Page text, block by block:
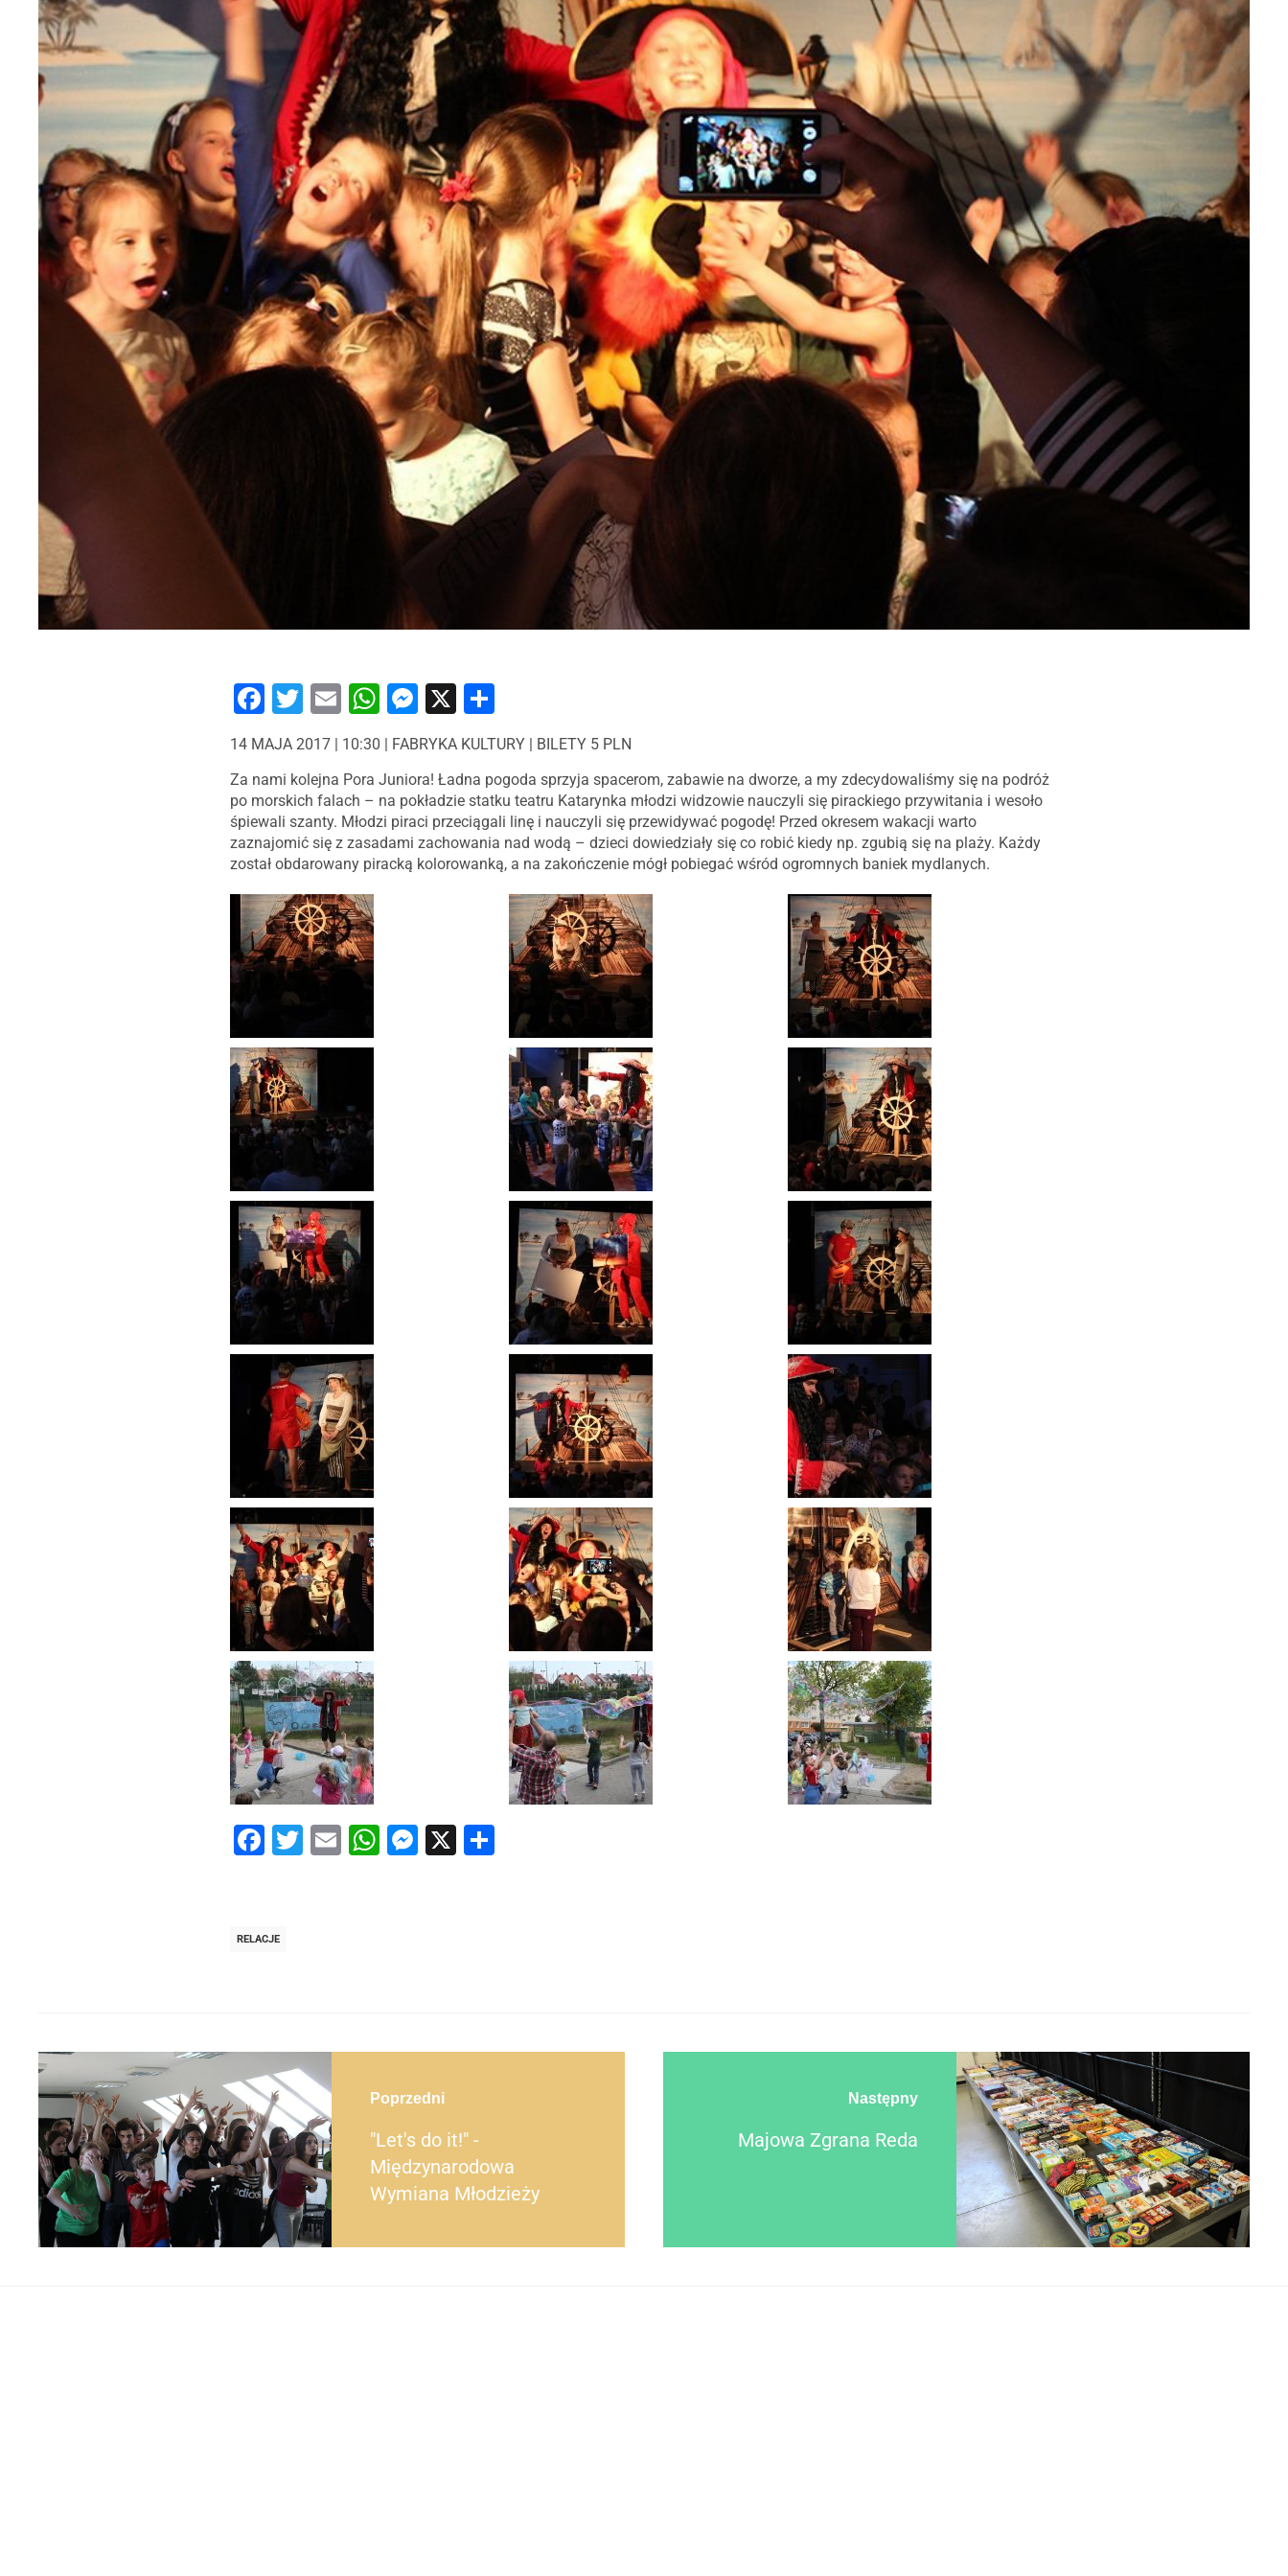
Facebook
Twitter
EmailWhatsApp
Messenger
X
14 MAJA 2017 | 10:30 | FABRYKA KULTURY | BILETY 5 PLN
Za nami kolejna Pora Juniora! Ładna pogoda sprzyja spacerom, zabawie na dworze, a my zdecydowaliśmy się na podróż
po morskich falach – na pokładzie statku teatru Katarynka młodzi widzowie nauczyli się pirackiego przywitania i wesoło
śpiewali szanty. Młodzi piraci przeciągali linę i nauczyli się przewidywać pogodę! Przed okresem wakacji warto
zaznajomić się z zasadami zachowania nad wodą – dzieci dowiedziały się co robić kiedy np. zgubią się na plaży. Każdy
został obdarowany piracką kolorowanką, a na zakończenie mógł pobiegać wśród ogromnych baniek mydlanych.
Facebook
Twitter
EmailWhatsApp
Messenger
X
RELACJE
Post
navigation
post
Poprzedni
"Let's do it!" -
Międzynarodowa
Wymiana Młodzieży
Następny
Majowa Zgrana Reda